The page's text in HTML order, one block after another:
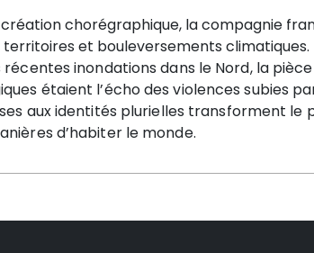
chorégraphique, la compagnie
et bouleversements climatiques.
inondations dans le Nord, la
étaient l’écho des violences subies
aux identités plurielles transforment le
d’habiter le monde.